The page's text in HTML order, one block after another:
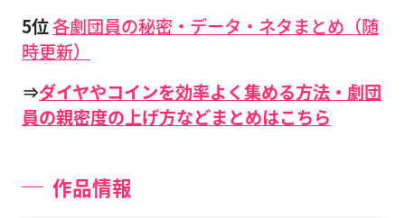
5位各劇団員の秘密・データ・ネタまとめ（随
時更新）
⇒ダイヤやコインを効率よく集める方法・劇団
員の親密度の上げ方などまとめはこちら
作品情報